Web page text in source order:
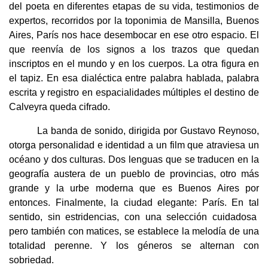
del poeta en diferentes etapas de su vida, testimonios de
expertos, recorridos por la toponimia de Mansilla, Buenos
Aires, París nos hace desembocar en ese otro espacio. El
que reenvía de los signos a los trazos que quedan
inscriptos en el mundo y en los cuerpos. La otra figura en
el tapiz. En esa dialéctica entre palabra hablada, palabra
escrita y registro en espacialidades múltiples el destino de
Calveyra queda cifrado.
La banda de sonido, dirigida por Gustavo Reynoso,
otorga personalidad e identidad a un film que atraviesa un
océano y dos culturas. Dos lenguas que se traducen en la
geografía austera de un pueblo de provincias, otro más
grande y la urbe moderna que es Buenos Aires por
entonces. Finalmente, la ciudad elegante: París. En tal
sentido, sin estridencias, con una selección cuidadosa
pero también con matices, se establece la melodía de una
totalidad perenne. Y los géneros se alternan con
sobriedad.